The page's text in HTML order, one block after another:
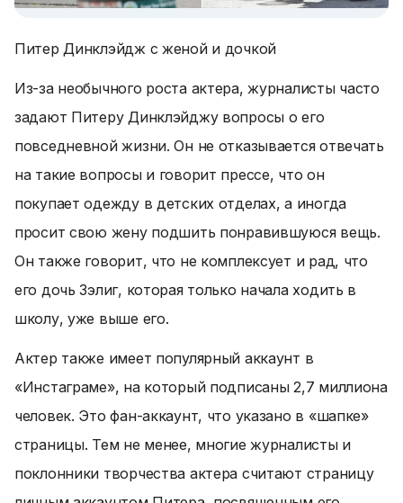
Питер Динклэйдж с женой и дочкой
Из-за необычного роста актера, журналисты часто
задают Питеру Динклэйджу вопросы о его
повседневной жизни. Он не отказывается отвечать
на такие вопросы и говорит прессе, что он
покупает одежду в детских отделах, а иногда
просит свою жену подшить понравившуюся вещь.
Он также говорит, что не комплексует и рад, что
его дочь Зэлиг, которая только начала ходить в
школу, уже выше его.
Актер также имеет популярный аккаунт в
«Инстаграме», на который подписаны 2,7 миллиона
человек. Это фан-аккаунт, что указано в «шапке»
страницы. Тем не менее, многие журналисты и
поклонники творчества актера считают страницу